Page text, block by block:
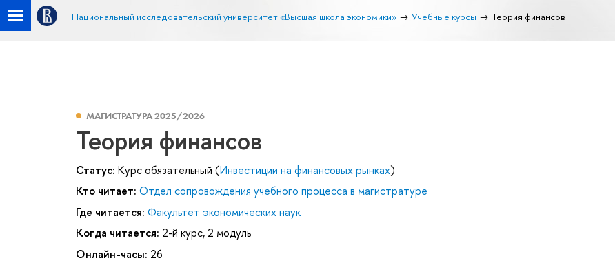
Национальный исследовательский университет «Высшая школа экономики» Учебные курсы Теория финансов
МАГИСТРАТУРА 2025/2026
Теория финансов
Статус: Курс обязательный (Инвестиции на финансовых рынках)
Кто читает: Отдел сопровождения учебного процесса в магистратуре
Где читается: Факультет экономических наук
Когда читается: 2-й курс, 2 модуль
Онлайн-часы: 26